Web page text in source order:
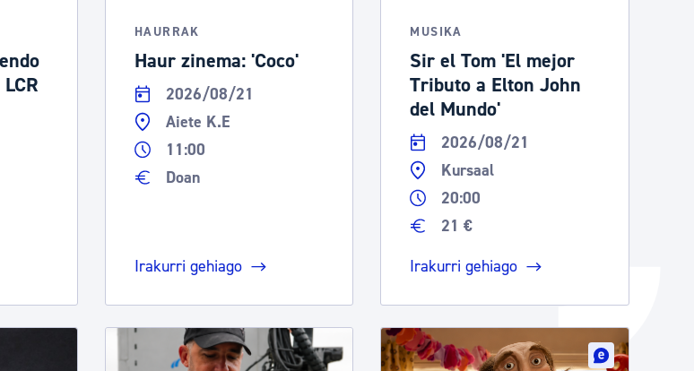
Iragarki ofizialen taula
Egutegi fiskala
Gardentasun ataria
Izapideen katalogoa
Tramitaziorako laguntza
HAURRAK
Haur zinema: 'Coco'
2026/08/21
Aiete K.E
11:00
Doan
Irakurri gehiago
MUSIKA
Sir el Tom 'El mejor
Tributo a Elton John
del Mundo'
2026/08/21
Kursaal
20:00
21 €
Irakurri gehiago